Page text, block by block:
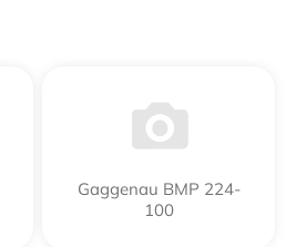
Gaggenau BMP 224-
100